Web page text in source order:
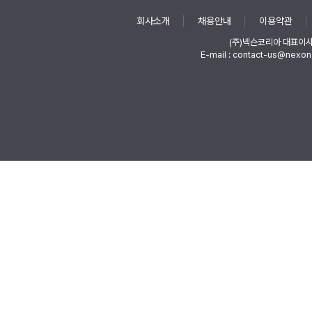
회사소개 채용안내 이용약관
(주)넥슨코리아 대표이
E-mail : contact-